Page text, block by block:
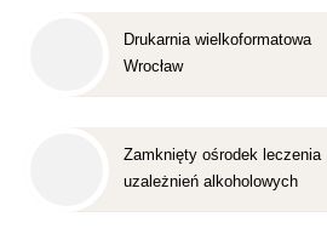
Drukarnia wielkoformatowa
Wrocław
Zamknięty ośrodek leczenia
uzależnień alkoholowych